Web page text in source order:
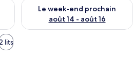
ce week-end août 7 - août 9
Le week-end prochain
août 14 - août 16
Vérifier la disponibilité pour
lits